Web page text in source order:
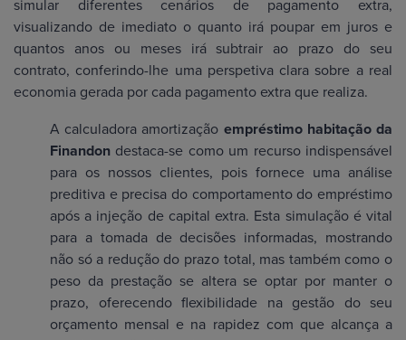
simular diferentes cenários de pagamento extra,
visualizando de imediato o quanto irá poupar em juros e
quantos anos ou meses irá subtrair ao prazo do seu
contrato, conferindo-lhe uma perspetiva clara sobre a real
economia gerada por cada pagamento extra que realiza.
A calculadora amortização empréstimo habitação da
Finandon destaca-se como um recurso indispensável
para os nossos clientes, pois fornece uma análise
preditiva e precisa do comportamento do empréstimo
após a injeção de capital extra. Esta simulação é vital
para a tomada de decisões informadas, mostrando
não só a redução do prazo total, mas também como o
peso da prestação se altera se optar por manter o
prazo, oferecendo flexibilidade na gestão do seu
orçamento mensal e na rapidez com que alcança a